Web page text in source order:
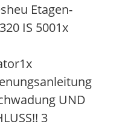
Etagen-
IS 5001x
UND
3